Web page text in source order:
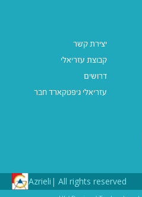
יצירת קשר
קבוצת עזריאלי
דרושים
עזריאלי גיפטקארד חבר‎
All rights reserved |
Azrieli